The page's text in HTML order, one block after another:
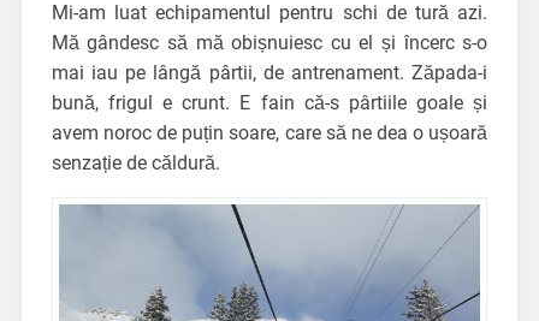
Mi-am luat echipamentul pentru schi de tură azi.
Mă gândesc să mă obișnuiesc cu el și încerc s-o
mai iau pe lângă pârtii, de antrenament. Zăpada-i
bună, frigul e crunt. E fain că-s pârtiile goale și
avem noroc de puțin soare, care să ne dea o ușoară
senzație de căldură.